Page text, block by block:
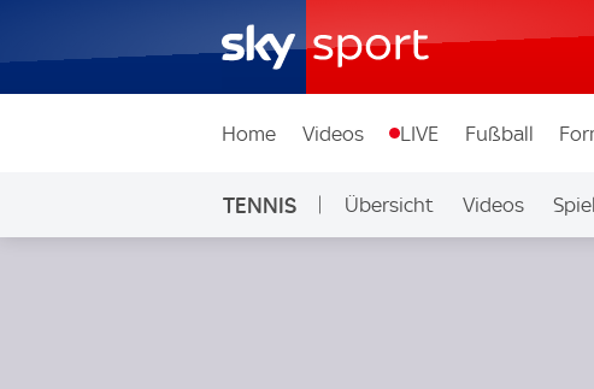
Home Videos LIVE Fußball
TENNIS Übersicht Videos